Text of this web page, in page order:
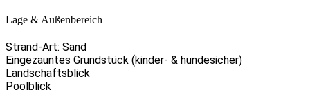
Lage & Außenbereich
Strand-Art: Sand
Eingezäuntes Grundstück (kinder- & hundesicher)
Landschaftsblick
Poolblick